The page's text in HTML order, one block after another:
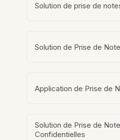
Solution de prise de
Solution de Prise de
Application de Prise de
Solution de Prise de
Confidentielles